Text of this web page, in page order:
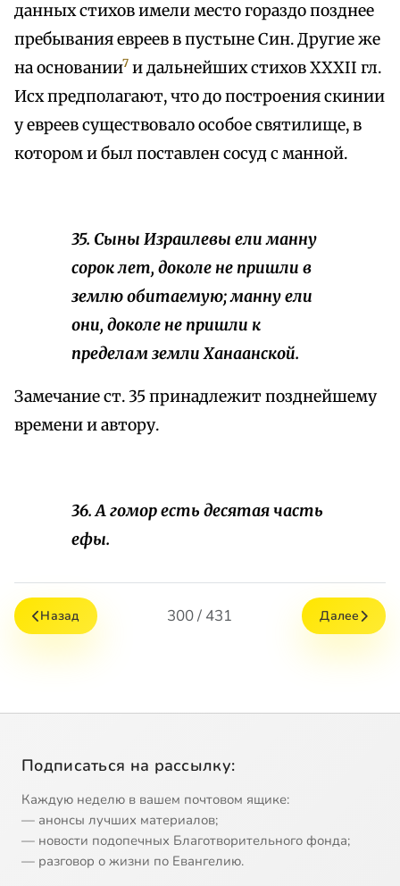
данных стихов имели место гораздо позднее
пребывания евреев в пустыне Син. Другие же
на основании7 и дальнейших стихов XXXII гл.
Исх предполагают, что до построения скинии
у евреев существовало особое святилище, в
котором и был поставлен сосуд с манной.
35. Сыны Израилевы ели манну
сорок лет, доколе не пришли в
землю обитаемую; манну ели
они, доколе не пришли к
пределам земли Ханаанской.
Замечание ст. 35 принадлежит позднейшему
времени и автору.
36. А гомор есть десятая часть
ефы.
Назад 300 / 431 Далее
Подписаться на рассылку:
Каждую неделю в вашем почтовом ящике:
— анонсы лучших материалов;
— новости подопечных Благотворительного фонда;
— разговор о жизни по Евангелию.